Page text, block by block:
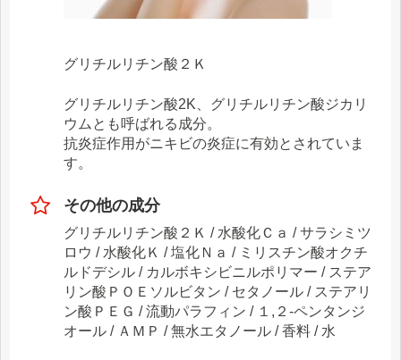
グリチルリチン酸２Ｋ
グリチルリチン酸2K、グリチルリチン酸ジカリ
ウムとも呼ばれる成分。
抗炎症作用がニキビの炎症に有効とされていま
す。
その他の成分
グリチルリチン酸２Ｋ / 水酸化Ｃａ / サラシミツ
ロウ / 水酸化Ｋ / 塩化Ｎａ / ミリスチン酸オクチ
ルドデシル / カルボキシビニルポリマー / ステア
リン酸ＰＯＥソルビタン / セタノール / ステアリ
ン酸ＰＥＧ / 流動パラフィン / １,２-ペンタンジ
オール / ＡＭＰ / 無水エタノール / 香料 / 水